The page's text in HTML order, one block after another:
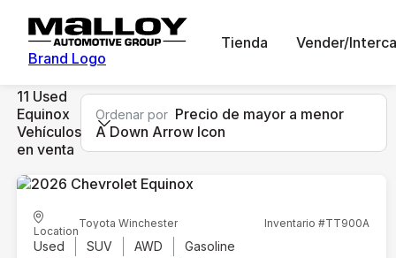
Brand Logo
Tienda Vender/
11 Used
Equinox
Vehículos
en venta
Ordenar por Precio de mayor a menor
A Down Arrow Icon
Location
Toyota Winchester Inventario #TT900A
Used SUV AWD Gasoline